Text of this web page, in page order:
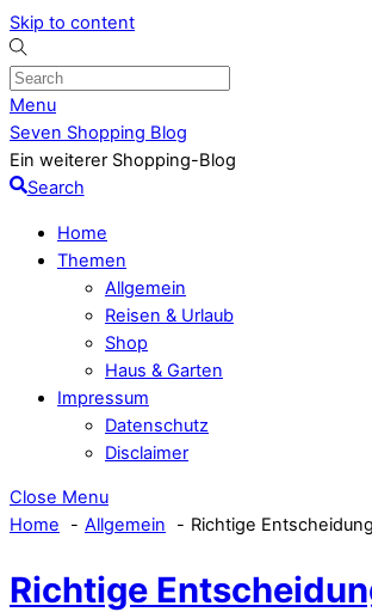
Skip to content
Menu
Seven Shopping Blog
Ein weiterer Shopping-Blog
Search
Home
Themen
Allgemein
Reisen & Urlaub
Shop
Haus & Garten
Impressum
Datenschutz
Disclaimer
Close Menu
Home
Allgemein Richtige
Richtige